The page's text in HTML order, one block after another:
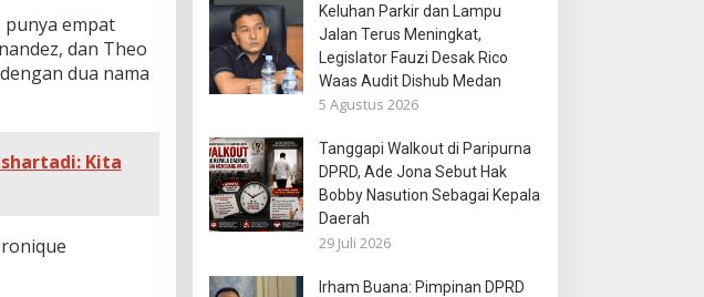
punya empat
dan Theo
dua nama
Kita
Keluhan Parkir dan Lampu
Jalan Terus Meningkat,
Legislator Fauzi Desak Rico
Waas Audit Dishub Medan
5 Agustus 2026
Tanggapi Walkout di Paripurna
DPRD, Ade Jona Sebut Hak
Bobby Nasution Sebagai Kepala
Daerah
29 Juli 2026
Irham Buana: Pimpinan DPRD